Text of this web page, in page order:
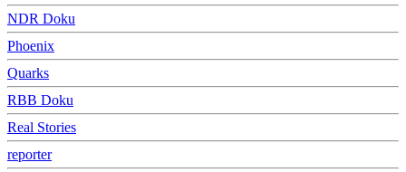
NDR Doku
Phoenix
Quarks
RBB Doku
Real Stories
reporter